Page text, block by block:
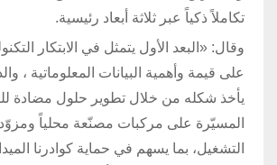
تكاملاً ذكياً عبر ثلاثة أبعاد رئيسية.
وقال: «البعد الأول يتمثل في الابتكار
على قيمة وأهمية البيانات المعلوماتية ،
يأخذ شكله من خلال تطوير حلول مضادة
المسيّرة على مركبات مصنّعة محلياً
التشغيل، بما يسهم في حماية كوادرنا